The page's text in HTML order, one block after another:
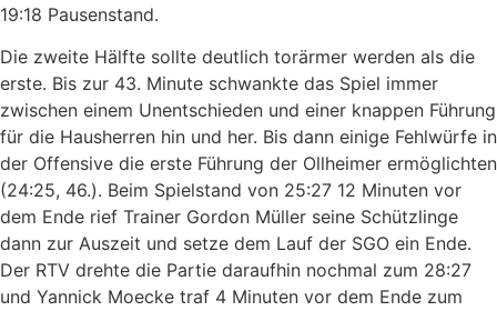
19:18 Pausenstand.
Die zweite Hälfte sollte deutlich torärmer werden als die
erste. Bis zur 43. Minute schwankte das Spiel immer
zwischen einem Unentschieden und einer knappen Führung
für die Hausherren hin und her. Bis dann einige Fehlwürfe in
der Offensive die erste Führung der Ollheimer ermöglichten
(24:25, 46.). Beim Spielstand von 25:27 12 Minuten vor
dem Ende rief Trainer Gordon Müller seine Schützlinge
dann zur Auszeit und setze dem Lauf der SGO ein Ende.
Der RTV drehte die Partie daraufhin nochmal zum 28:27
und Yannick Moecke traf 4 Minuten vor dem Ende zum